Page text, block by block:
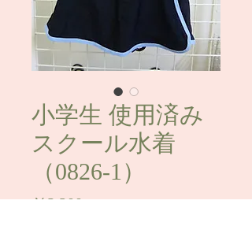
小学生 使用済み
スクール水着
（0826-1）
￥3,200価